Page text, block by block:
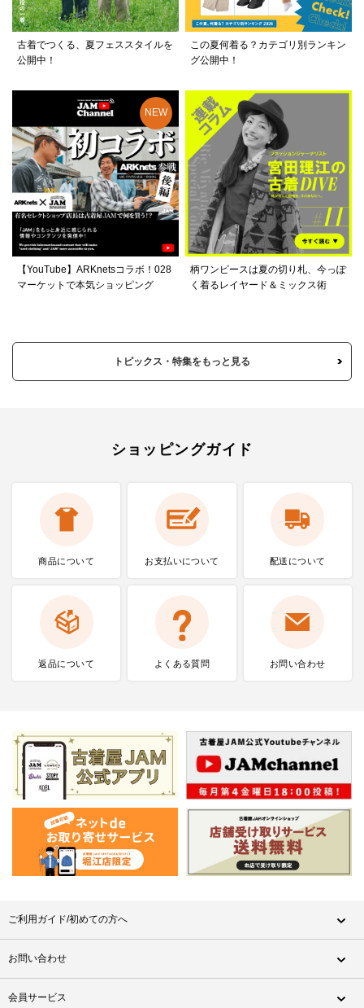
古着でつくる、夏フェススタイルを
公開中！
この夏何着る？カテゴリ別ランキン
グ公開中！
【YouTube】ARKnetsコラボ！028
マーケットで本気ショッピング
柄ワンピースは夏の切り札、今っぽ
く着るレイヤード＆ミックス術
トピックス・特集をもっと見る
ショッピングガイド
商品について お支払いについて 配送について
返品について よくある質問 お問い合わせ
ご利用ガイド/初めての方へ
お問い合わせ
会員サービス